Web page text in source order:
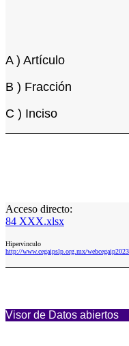
A ) Artículo
B ) Fracción
C ) Inciso
Acceso directo:
84 XXX.xlsx
Hipervinculo
http://www.cegaipslp.org.mx/
Visor de Datos abiertos